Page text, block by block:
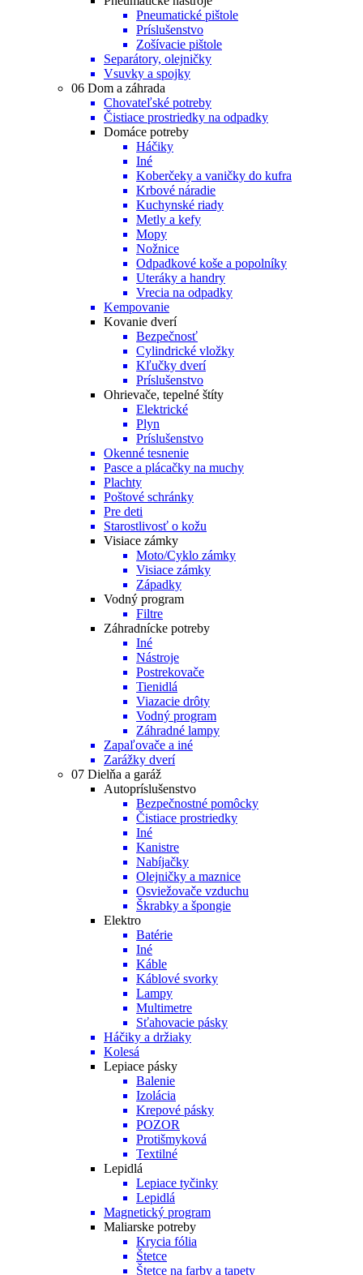
Pneumatické pištole
Príslušenstvo
Zošívacie pištole
Separátory, olejničky
Vsuvky a spojky
06 Dom a záhrada
Chovateľské potreby
Čistiace prostriedky na odpadky
Domáce potreby
Háčiky
Iné
Koberčeky a vaničky do kufra
Krbové náradie
Kuchynské riady
Metly a kefy
Mopy
Nožnice
Odpadkové koše a popolníky
Uteráky a handry
Vrecia na odpadky
Kempovanie
Kovanie dverí
Bezpečnosť
Cylindrické vložky
Kľučky dverí
Príslušenstvo
Ohrievače, tepelné štíty
Elektrické
Plyn
Príslušenstvo
Okenné tesnenie
Pasce a plácačky na muchy
Plachty
Poštové schránky
Pre deti
Starostlivosť o kožu
Visiace zámky
Moto/Cyklo zámky
Visiace zámky
Západky
Vodný program
Filtre
Záhradnícke potreby
Iné
Nástroje
Postrekovače
Tienidlá
Viazacie drôty
Vodný program
Záhradné lampy
Zapaľovače a iné
Zarážky dverí
07 Dielňa a garáž
Autopríslušenstvo
Bezpečnostné pomôcky
Čistiace prostriedky
Iné
Kanistre
Nabíjačky
Olejničky a maznice
Osviežovače vzduchu
Škrabky a špongie
Elektro
Batérie
Iné
Káble
Káblové svorky
Lampy
Multimetre
Sťahovacie pásky
Háčiky a držiaky
Kolesá
Lepiace pásky
Balenie
Izolácia
Krepové pásky
POZOR
Protišmyková
Textilné
Lepidlá
Lepiace tyčinky
Lepidlá
Magnetický program
Maliarske potreby
Krycia fólia
Štetce
Štetce na farby a tapety